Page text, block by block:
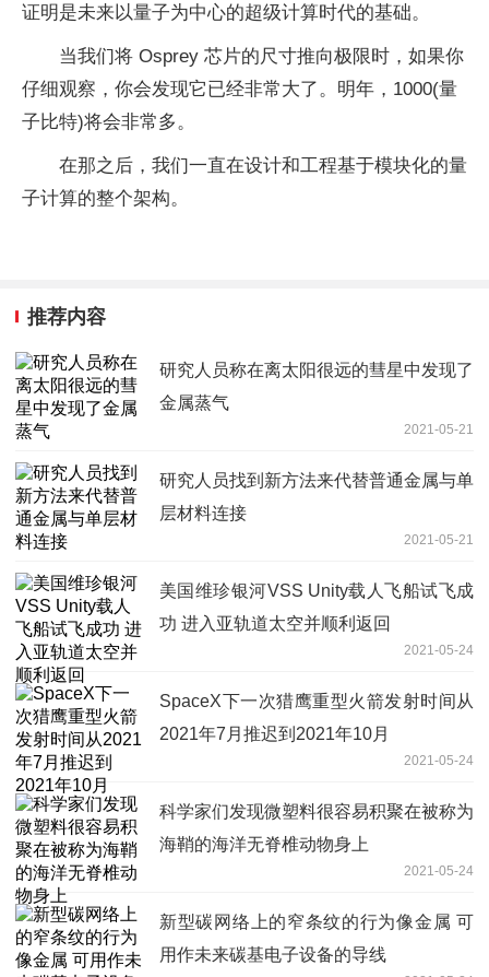
证明是未来以量子为中心的超级计算时代的基础。
当我们将 Osprey 芯片的尺寸推向极限时，如果你
仔细观察，你会发现它已经非常大了。明年，1000(量
子比特)将会非常多。
在那之后，我们一直在设计和工程基于模块化的量
子计算的整个架构。
推荐内容
研究人员称在离太阳很远的彗星中发现了
金属蒸气
2021-05-21
研究人员找到新方法来代替普通金属与单
层材料连接
2021-05-21
美国维珍银河VSS Unity载人飞船试飞成
功 进入亚轨道太空并顺利返回
2021-05-24
SpaceX下一次猎鹰重型火箭发射时间从
2021年7月推迟到2021年10月
2021-05-24
科学家们发现微塑料很容易积聚在被称为
海鞘的海洋无脊椎动物身上
2021-05-24
新型碳网络上的窄条纹的行为像金属 可
用作未来碳基电子设备的导线